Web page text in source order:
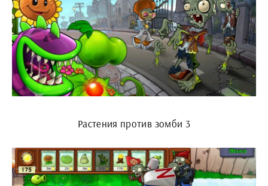
Растения против зомби 3